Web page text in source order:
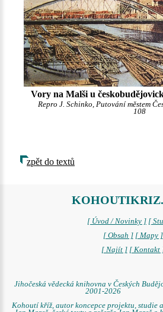
Vory na Malši u
Repro J. Schinko, Putování městem
108
zpět do textů
[ Úvod / Novinky ] [
[ Obsah ] [ Mapy ]
[ Najít ] [ Kontakt
Jihočeská vědecká knihovna v Českých
2001-2026
Kohoutí kříž, autor koncepce projektu, studie